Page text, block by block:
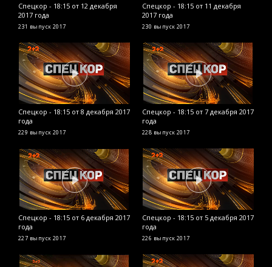
Спецкор - 18:15 от 12 декабря
2017 года
231 выпуск 2017
Спецкор - 18:15 от 11 декабря
2017 года
230 выпуск 2017
Спецкор - 18:15 от 8 декабря 2017
года
229 выпуск 2017
Спецкор - 18:15 от 7 декабря 2017
года
228 выпуск 2017
Спецкор - 18:15 от 6 декабря 2017
года
227 выпуск 2017
Спецкор - 18:15 от 5 декабря 2017
года
226 выпуск 2017